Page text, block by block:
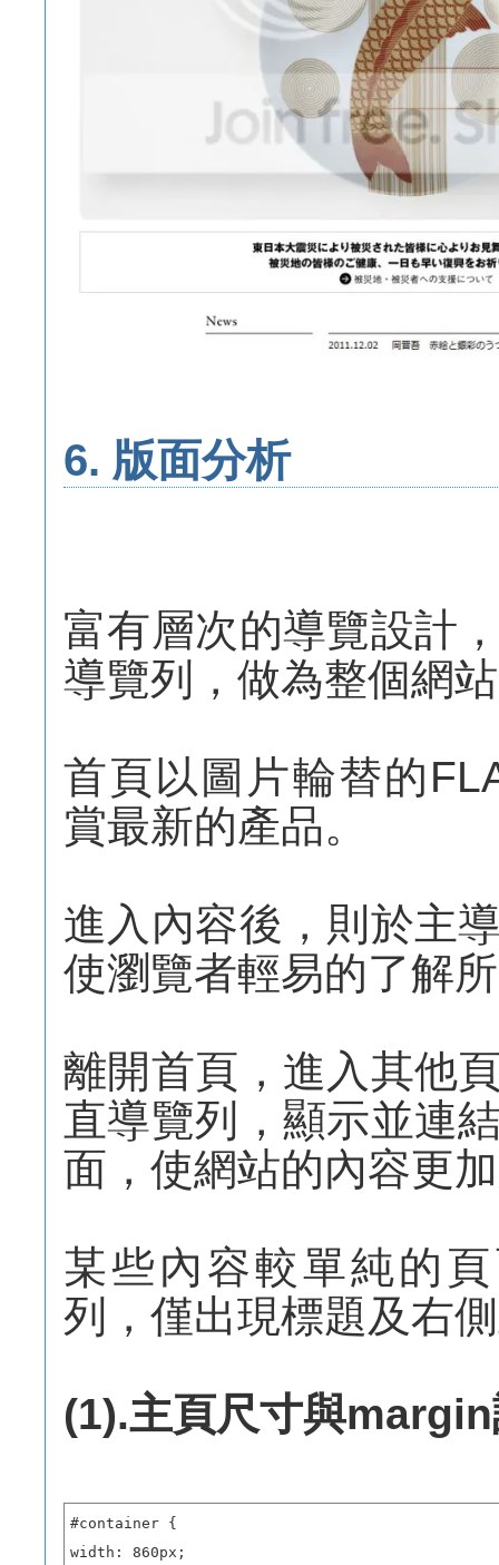
6. 版面分析
富有層次的導覽設計
導覽列，做為整個網
首頁以圖片輪替的
賞最新的產品。
進入內容後，則於主
使瀏覽者輕易的了解
離開首頁，進入其他
直導覽列，顯示並連
面，使網站的內容更
某些內容較單純的
列，僅出現標題及右
(1).主頁尺寸與
#container {
width: 860px;